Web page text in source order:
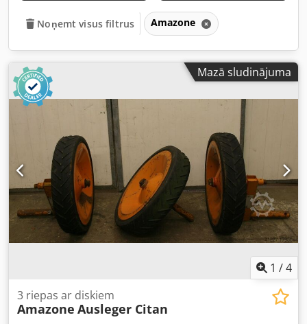
Noņemt visus filtrus Amazone
Mazā sludinājuma
1 /4
3 riepas ar diskiem
Amazone Ausleger Citan